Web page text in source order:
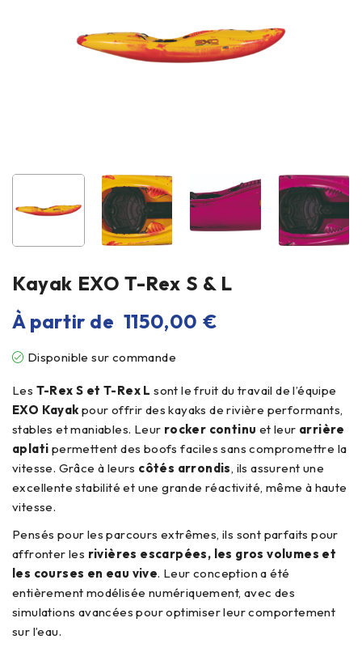
Kayak EXO T-Rex S & L
À partir de 1150,00 €
Disponible sur commande
Les T-Rex S et T-Rex L sont le fruit du travail de l’équipe
EXO Kayak pour offrir des kayaks de rivière performants,
stables et maniables. Leur rocker continu et leur arrière
aplati permettent des boofs faciles sans compromettre la
vitesse. Grâce à leurs côtés arrondis, ils assurent une
excellente stabilité et une grande réactivité, même à haute
vitesse.
Pensés pour les parcours extrêmes, ils sont parfaits pour
affronter les rivières escarpées, les gros volumes et
les courses en eau vive. Leur conception a été
entièrement modélisée numériquement, avec des
simulations avancées pour optimiser leur comportement
sur l’eau.